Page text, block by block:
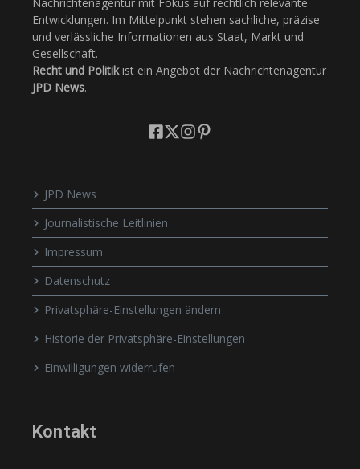
Entwicklungen. Im Mittelpunkt stehen sachliche, präzise
und verlässliche Informationen aus Staat, Markt und
Gesellschaft.
Recht und Politikist ein Angebot der Nachrichtenagentur
JPD News.
JPD News
Journalistische Leitlinien
Impressum
Datenschutz
Privatsphäre-Einstellungen ändern
Historie der Privatsphäre-Einstellungen
Einwilligungen widerrufen
Kontakt